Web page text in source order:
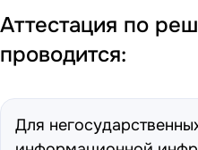
Аттестация по
проводится:
Для